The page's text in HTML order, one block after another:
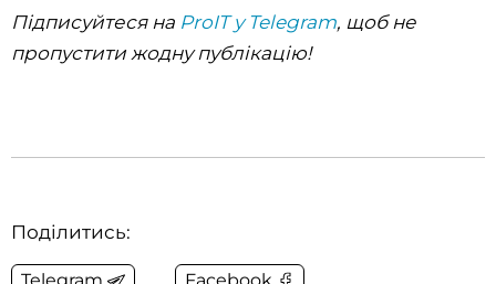
Підписуйтеся на ProIT у Telegram, щоб не
пропустити жодну публікацію!
Поділитись: